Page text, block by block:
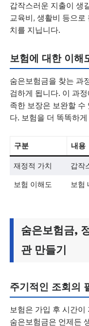
갑작스러운 지출이 생
교육비, 생활비 등으
치를 지닙니다.
보험에 대한 이해
숨은보험금을 찾는 과
검하게 됩니다. 이 과
족한 보장은 보완할 수
다. 보험을 더 똑똑하
구분 내용
재정적 가치 갑작
보험 이해도 보험
숨은보험금,
관 만들기
주기적인 조회의
보험은 가입 후 시간
숨은보험금은 언제든